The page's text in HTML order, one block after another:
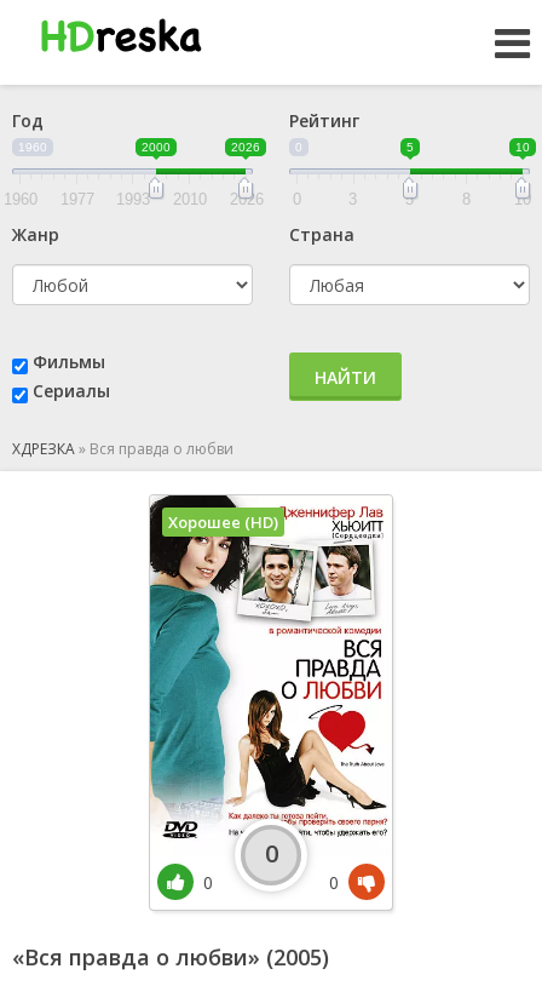
Год
1960 2000 2026
1960 1977 1993 2010 2026
Рейтинг
0 5 10
0 3 5 8 10
Жанр Страна
Фильмы
Сериалы
НАЙТИ
ХДРЕЗКА» Вся правда о любви
«Вся правда о любви» (2005)
Хорошее (HD)
0
0
0